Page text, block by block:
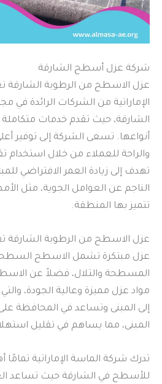
شركة عزل أسطح الشارقة
عزل الاسطح من الرطوبة الشارقة
الإماراتية من الشركات الرائدة
الشارقة، حيث تقدم خدمات
أنواعها. تسعى الشركة إلى توفير
والراحة للعملاء من خلال استخدام
تهدف إلى زيادة العمر الافتراضي
الناجم عن العوامل الجوية، مثل
تتميز بها المنطقة.
عزل الاسطح من الرطوبة الشارقة
عزل مبتكرة تشمل الاسطح
المسطحة والتلال، فضلاً عن
مواد عزل مميزة وعالية الجودة،
إلى المبنى وتساعد في المحافظة
المبنى، مما يساهم في تقليل
تدرك شركة الماسة الإماراتية تمامًا
للأسطح في الشارقة حيث تساعد